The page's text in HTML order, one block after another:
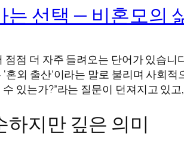
는 선택 — 비혼모의
점점 더 자주 들려오는 단어가 있습
혼외 출산’이라는 말로 불리며 사회
있는가?”라는 질문이 던져지고 있
하지만 깊은 의미